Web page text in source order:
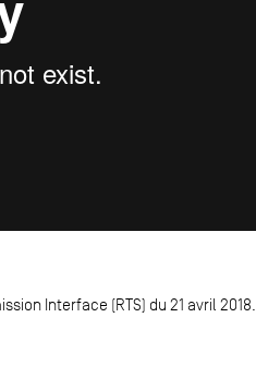
Interface (RTS) du 21 avril 2018...